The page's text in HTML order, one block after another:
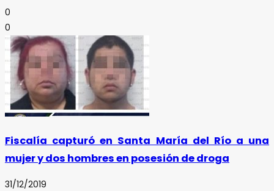
0
0
Fiscalía capturó en Santa María del Río a una
mujer y dos hombres en posesión de droga
31/12/2019